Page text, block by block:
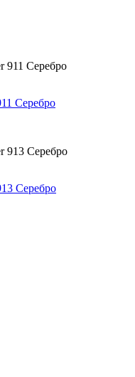
Серебро
Серебро